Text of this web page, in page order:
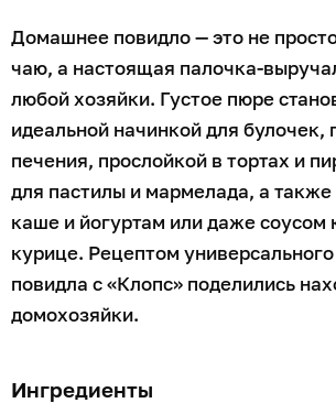
Домашнее повидло — это не
чаю, а настоящая палочка-
любой хозяйки. Густое пюре
идеальной начинкой для булочек,
печения, прослойкой в тортах и
для пастилы и мармелада, а также
каше и йогуртам или даже соусом
курице. Рецептом
повидла с «Клопс» поделились
домохозяйки.
Ингредиенты